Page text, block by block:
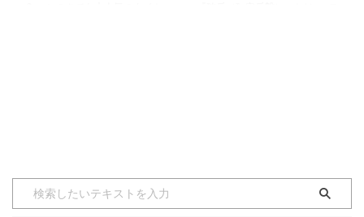
ファイターリーグ（SFL)とは、
カプコンから発売されている『ス
ムでは、相手の攻撃をガードをす
るとその時点でヒット判定が消